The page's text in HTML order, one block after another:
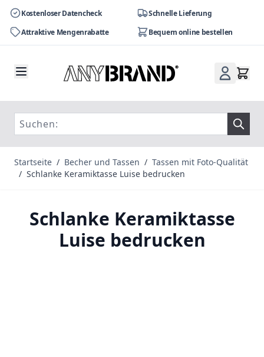
Kostenloser Datencheck
Schnelle Lieferung
Attraktive Mengenrabatte
Bequem online bestellen
Startseite / Becher und Tassen / Tassen mit Foto-Qualität
/ Schlanke Keramiktasse Luise bedrucken
Schlanke Keramiktasse
Luise bedrucken